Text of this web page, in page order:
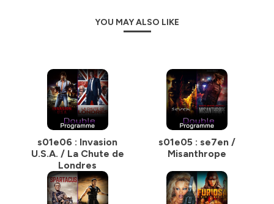
YOU MAY ALSO LIKE
s01e06 : Invasion
U.S.A. / La Chute de
Londres
s01e05 : se7en /
Misanthrope